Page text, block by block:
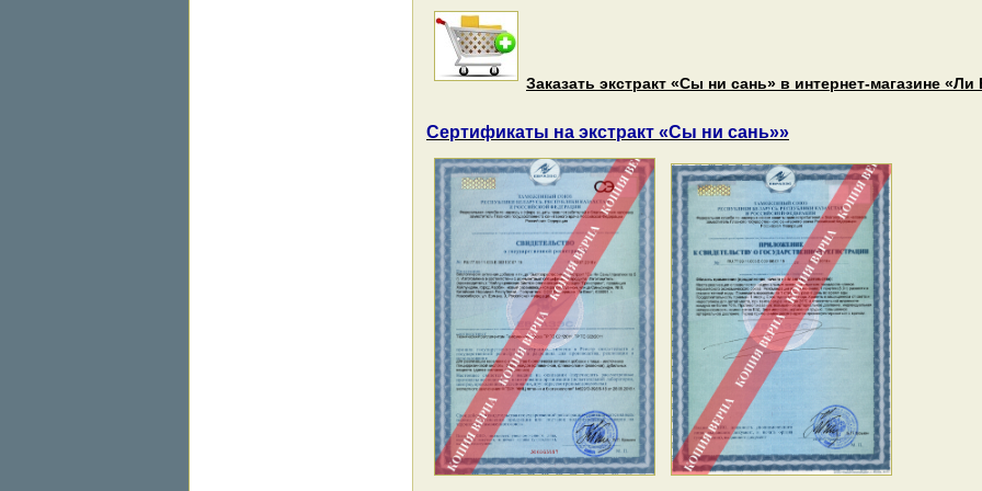
Заказать экстракт «Сы ни сань» в интернет-магазине «Ли
Сертификаты на экстракт «Сы ни сань»»